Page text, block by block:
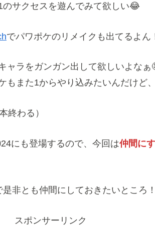
サクセスを遊んでみて欲しい😂
でパワポケのリメイクも出てるよん
ャラをガンガン出して欲しいよなぁ
もまた1からやり込みたいんだけど
終わる）
にも登場するので、今回は仲間に
非とも仲間にしておきたいところ！
スポンサーリンク